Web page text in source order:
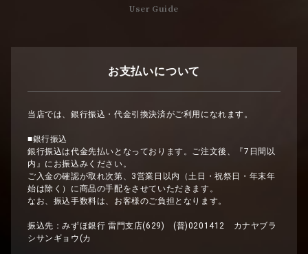
User Guide
お支払いについて
当店では、銀行振込・代金引換決済がご利用になれます。
■銀行振込
銀行振込は代金先払いとなっております。ご注文後、『7日間以
内』にお振込みください。
ご入金の確認が取れ次第、3営業日以内（土日・祝祭日・年末年
始は除く）に商品の手配をさせていただきます。
なお、振込手数料は、お客様のご負担となります。
振込先：みずほ銀行 雷門支店(629) (普)0201412 カナヤブラ
シサンギョウ(カ